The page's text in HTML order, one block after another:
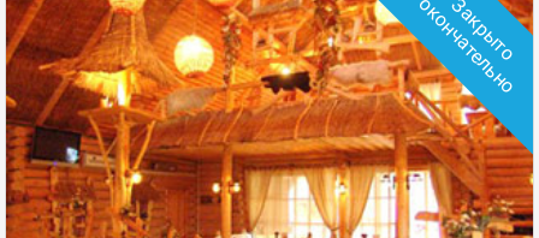
З
а
к
р
ы
т
о
о
к
о
н
ч
а
т
е
л
ь
н
о